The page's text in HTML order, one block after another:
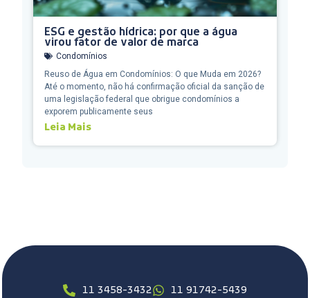
ESG e gestão hídrica: por que a água
virou fator de valor de marca
Condomínios
Reuso de Água em Condomínios: O que Muda em 2026?
Até o momento, não há confirmação oficial da sanção de
uma legislação federal que obrigue condomínios a
exporem publicamente seus
Leia Mais
11 3458-3432 11 91742-5439